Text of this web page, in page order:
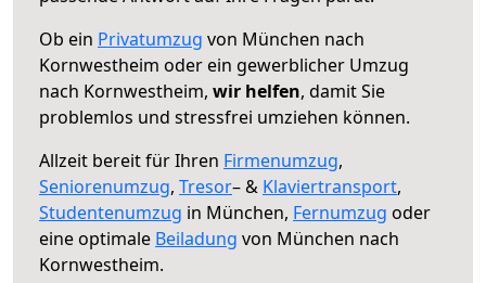
Ob ein Privatumzug von München nach
Kornwestheim oder ein gewerblicher Umzug
nach Kornwestheim, wir helfen, damit Sie
problemlos und stressfrei umziehen können.
Allzeit bereit für Ihren Firmenumzug,
Seniorenumzug, Tresor– & Klaviertransport,
Studentenumzug in München, Fernumzug oder
eine optimale Beiladung von München nach
Kornwestheim.